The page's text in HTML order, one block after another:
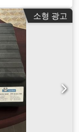
소형 광고